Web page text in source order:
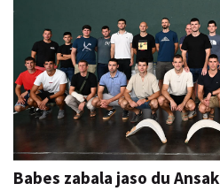
Babes zabala jaso du Ansak